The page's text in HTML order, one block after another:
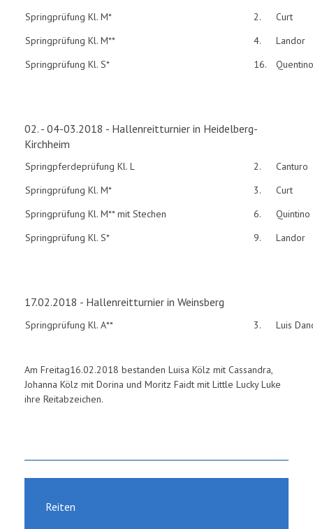
Springprüfung Kl. M*
2.
Curt
Springprüfung Kl. M**
4.
Landor
Springprüfung Kl. S*
16. Quentino
02. - 04-03.2018 - Hallenreitturnier in Heidelberg-
Kirchheim
Springpferdeprüfung Kl. L 2.
Canturo
Springprüfung Kl. M*
3.
Curt
Springprüfung Kl. M** mit Stechen
6.
Quintino
Springprüfung Kl. S*
9. Landor
17.02.2018 - Hallenreitturnier in Weinsberg
Springprüfung Kl. A** 3. Luis
Am Freitag16.02.2018 bestanden Luisa Kölz mit Cassandra,
Johanna Kölz mit Dorina und Moritz Faidt mit Little Lucky Luke
ihre Reitabzeichen.
Reiten